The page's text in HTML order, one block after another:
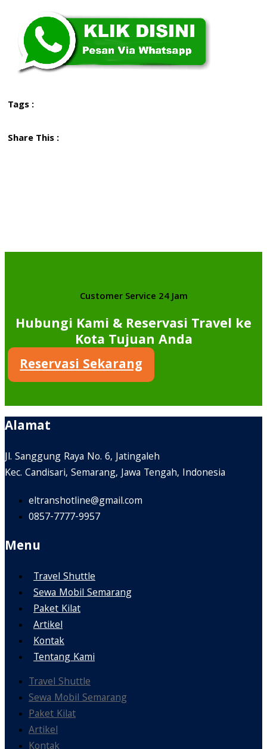
Tags :
Share This :
Customer Service 24 Jam
Hubungi Kami & Reservasi Travel ke
Kota Tujuan Anda
Reservasi Sekarang
Alamat
Jl. Sanggung Raya No. 6, Jatingaleh
Kec. Candisari, Semarang, Jawa Tengah, Indonesia
eltranshotline@gmail.com
0857-7777-9957
Menu
Travel Shuttle
Sewa Mobil Semarang
Paket Kilat
Artikel
Kontak
Tentang Kami
Travel Shuttle
Sewa Mobil Semarang
Paket Kilat
Artikel